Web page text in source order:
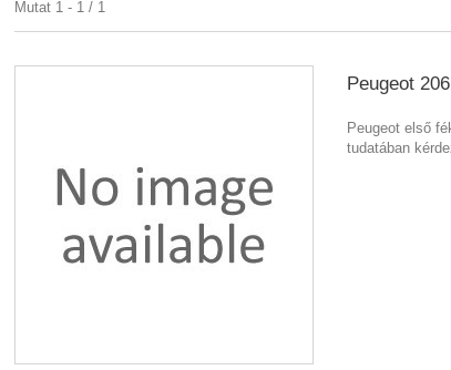
Mutat 1 - 1 / 1
Peugeot
Peugeot első
tudatában